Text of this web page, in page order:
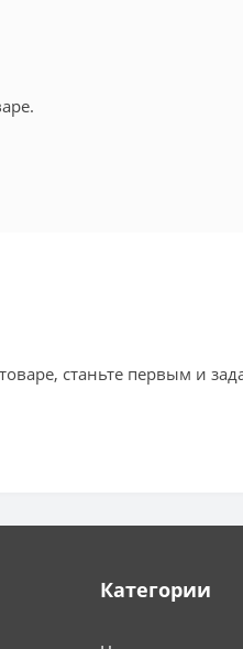
станьте первым и
Категории